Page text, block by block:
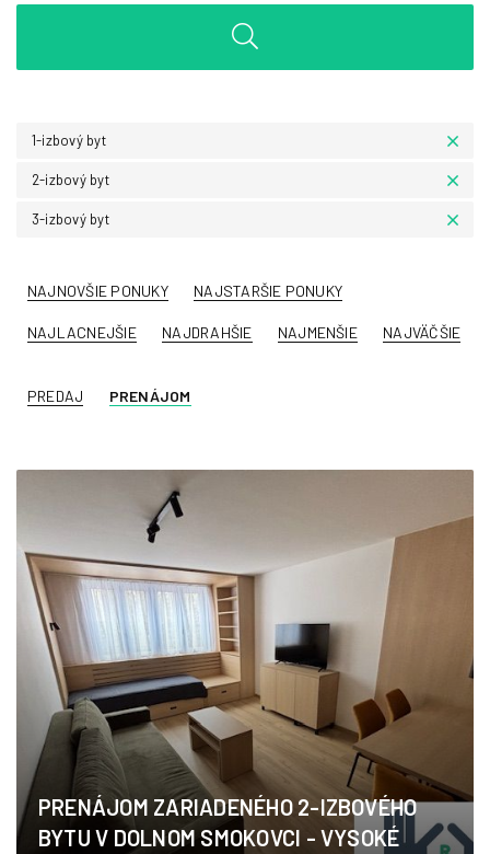
1-izbový byt
2-izbový byt
3-izbový byt
NAJNOVŠIE PONUKY NAJSTARŠIE PONUKY
NAJLACNEJŠIE NAJDRAHŠIE NAJMENŠIE NAJVÄČŠIE
PREDAJ PRENÁJOM
PRENÁJOM ZARIADENÉHO 2-IZBOVÉHO
BYTU V DOLNOM SMOKOVCI - VYSOKÉ